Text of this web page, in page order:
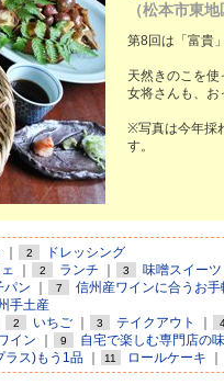
（松本市東
第8回は「富貴
天然きのこを
女将さんも、お
※写真は今年採
す。
2
ドレッシング
2 ランチ 3
味噌スイー
パン 7
信州産ワインに合うお手
手土産
2 いちご｜ 3 テイクアウト
イン 9
自宅で楽しむ専門店の
ラス)もう1品｜ 11 ロールケーキ